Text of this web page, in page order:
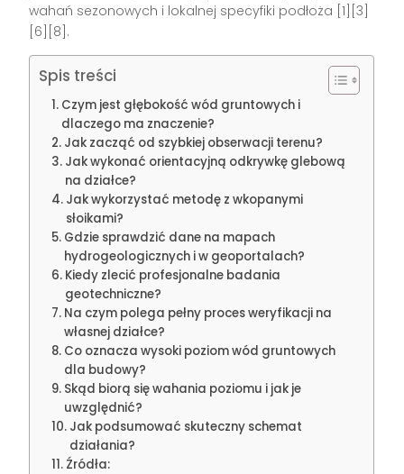
wahań sezonowych i lokalnej specyfiki podłoża [1][3]
[6][8].
Spis treści
Czym jest głębokość wód gruntowych i
dlaczego ma znaczenie?
Jak zacząć od szybkiej obserwacji terenu?
Jak wykonać orientacyjną odkrywkę glebową
na działce?
Jak wykorzystać metodę z wkopanymi
słoikami?
Gdzie sprawdzić dane na mapach
hydrogeologicznych i w geoportalach?
Kiedy zlecić profesjonalne badania
geotechniczne?
Na czym polega pełny proces weryfikacji na
własnej działce?
Co oznacza wysoki poziom wód gruntowych
dla budowy?
Skąd biorą się wahania poziomu i jak je
uwzględnić?
Jak podsumować skuteczny schemat
działania?
Źródła: